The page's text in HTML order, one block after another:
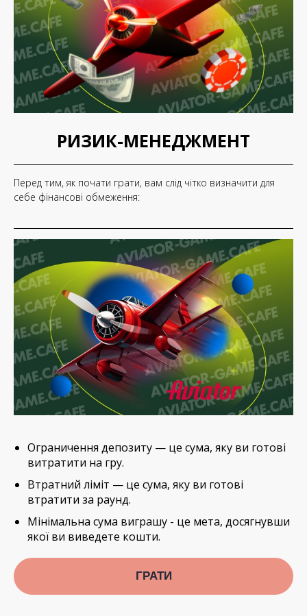
РИЗИК-МЕНЕДЖМЕНТ
Перед тим, як почати грати, вам слід чітко визначити для
себе фінансові обмеження:
Ограничення депозиту — це сума, яку ви готові
витратити на гру.
Втратний ліміт — це сума, яку ви готові
втратити за раунд.
Мінімальна сума виграшу - це мета, досягнувши
якої ви виведете кошти.
ГРАТИ